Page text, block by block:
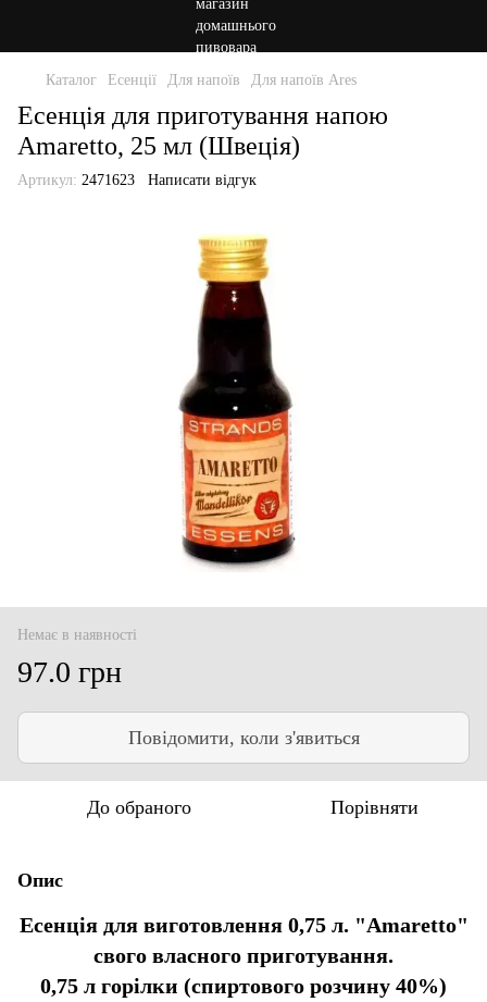
Каталог Есенції Для напоїв Для напоїв Ares
Есенція для приготування напою
Amaretto, 25 мл (Швеція)
Артикул: 2471623 Написати відгук
Немає в наявності
97.0 грн
Повідомити, коли з'явиться
До обраного Порівняти
Опис
Есенція для виготовлення 0,75 л. "Amaretto"
свого власного приготування.
0,75 л горілки (спиртового розчину 40%)